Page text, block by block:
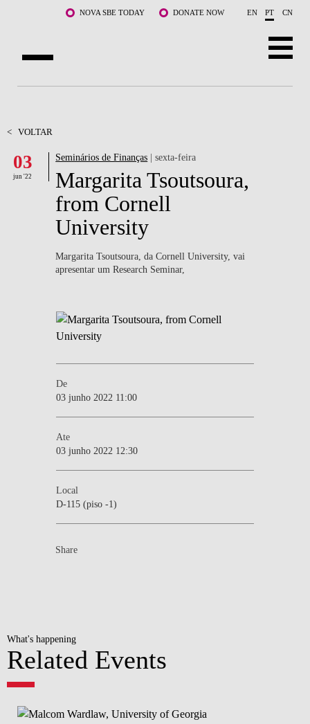
Saltar para o conteúdo principalNOVA SBE TODAY DONATE NOW EN PT CN
DOCENTES E INVESTIGAÇÃO
COMUNIDADE
LIFE AT NOVA SBE
WHAT'S HAPPENING
< VOLTAR
03
jun '22
Seminários de Finanças | sexta-feira
Margarita Tsoutsoura,
from Cornell
University
Margarita Tsoutsoura, da Cornell University, vai
apresentar um Research Seminar,
De
03 junho 2022 11:00
Ate
03 junho 2022 12:30
Local
D-115 (piso -1)
Share
What's happening
Related Events